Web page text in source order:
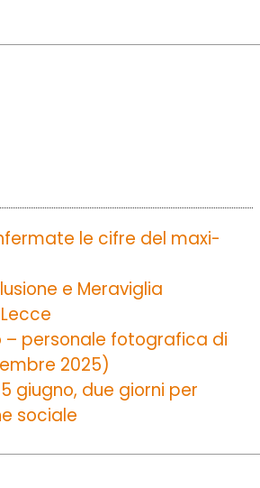
le cifre del maxi-
e Meraviglia
– personale fotografica di
2025)
giugno, due giorni per
sociale